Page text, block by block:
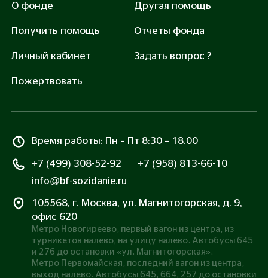
О фонде
Получить помощь
Личный кабинет
Пожертвовать
Другая помощь
Отчеты фонда
Задать вопрос ?
Время работы: Пн – Пт 8:30 – 18.00
+7 (499) 308-52-92
+7 (958) 813-66-10
info@bf-sozidanie.ru
105568, г. Москва, ул. Магнитогорская, д. 9,
офис 620
Метро Новогиреево, первый вагон из центра, из
турникетов налево, на улицу налево. Автобусы 645
и 276 до остановки «ул. Магнитогорская».
Метро Первомайская, последний вагон из центра,
выход налево. Автобусы 645, 664, 257 до остановки